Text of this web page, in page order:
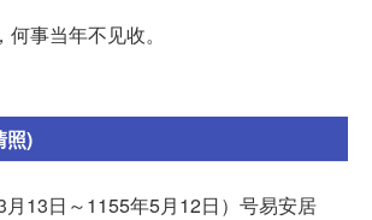
事当年不见收。
照)
13日～1155年5月12日）号易安居